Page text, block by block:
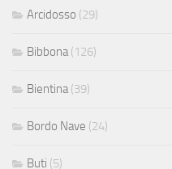
Arcidosso (29)
Bibbona (126)
Bientina (39)
Bordo Nave (24)
Buti (5)